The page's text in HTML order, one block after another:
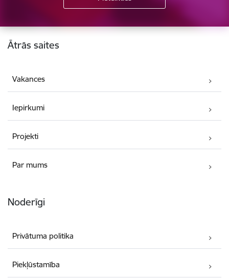
Kājene
Ātrās saites
Vakances
Iepirkumi
Projekti
Par mums
Noderīgi
Privātuma politika
Piekļūstamība